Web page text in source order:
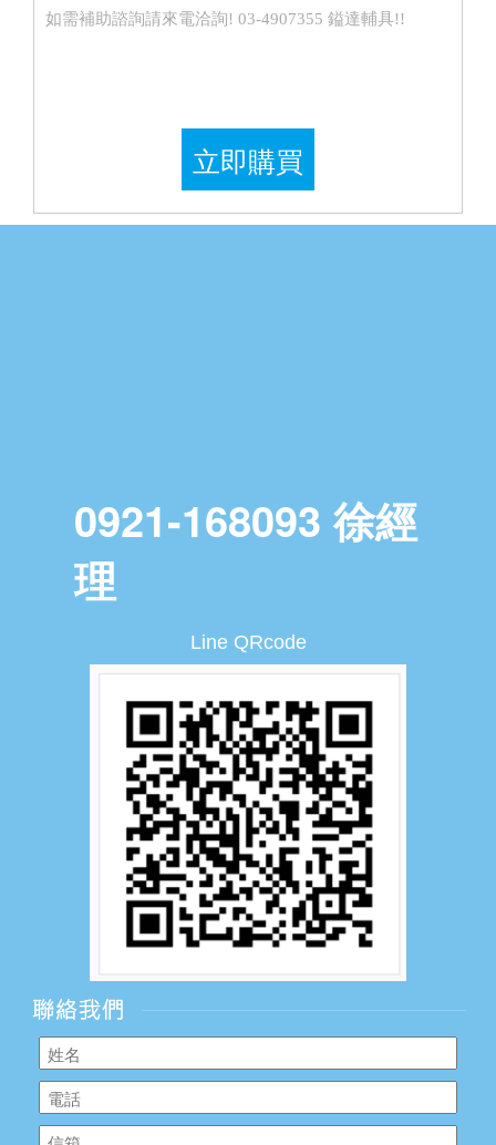
如需補助諮詢請來電洽詢! 03-4907355 鎰達輔具!!
立即購買
0921-168093 徐經
理
Line QRcode